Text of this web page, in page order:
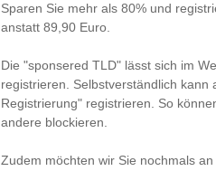
Sparen Sie mehr als 80% und
anstatt 89,90 Euro.
Die "sponsered TLD" lässt sich im
registrieren. Selbstverständlich
Registrierung" registrieren. So
andere blockieren.
Zudem möchten wir Sie nochmals